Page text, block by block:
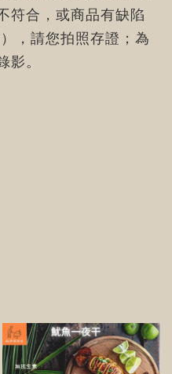
符合，或商品有缺陷
，請您拍照存證；為
影。